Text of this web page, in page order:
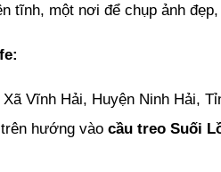
tĩnh, một nơi để chụp ảnh
Vĩnh Hải, Huyện Ninh Hải,
hướng vào cầu treo Suối